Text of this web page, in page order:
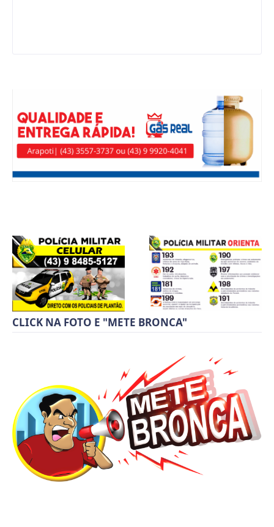
CLICK NA FOTO E "METE BRONCA"